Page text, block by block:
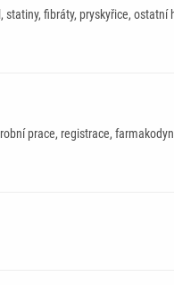
fibráty, pryskyřice, ostatní
prace, registrace,